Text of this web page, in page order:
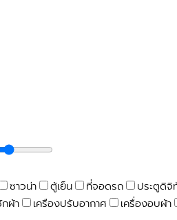
ซาวน่า ตู้เย็น ที่จอดรถ ประตูดิจิ
กผ้า เครืองปรับอากาศ เครื่องอบผ้า